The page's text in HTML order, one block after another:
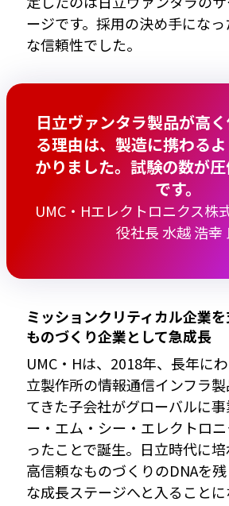
ージです。採用の決め手にな
な信頼性でした。
日立ヴァンタラ製品が高
る理由は、製造に携わる
かりました。試験の数が
です。
UMC・Hエレクトロニクス株
役社長 水越 浩幸
ミッションクリティカル企業
ものづくり企業として急成長
UMC・Hは、2018年、長年に
立製作所の情報通信インフラ
てきた子会社がグローバルに
ー・エム・シー・エレクトロ
ったことで誕生。日立時代に培
高信頼なものづくりのDNAを
な成長ステージへと入ることに